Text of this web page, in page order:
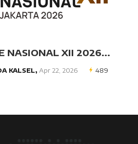
NASIONAL XII 2026...
KALSEL, Apr 22, 2026 489